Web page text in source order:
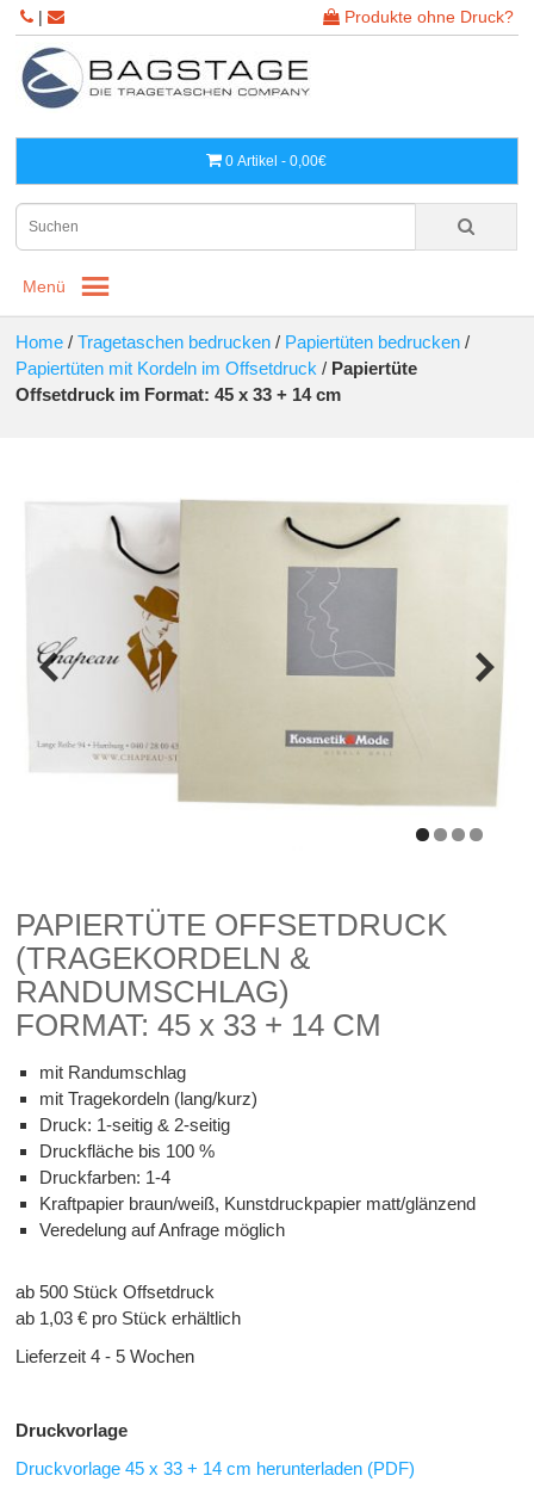
| Produkte ohne Druck?
0 Artikel - 0,00€
Menü
Home /Tragetaschen bedrucken / Papiertüten bedrucken /
Papiertüten mit Kordeln im Offsetdruck / Papiertüte
Offsetdruck im Format: 45 x 33 + 14 cm
PAPIERTÜTE OFFSETDRUCK
(TRAGEKORDELN &
RANDUMSCHLAG)
FORMAT: 45 x 33 + 14 CM
mit Randumschlag
mitTragekordeln (lang/kurz)
Druck: 1-seitig & 2-seitig
Druckfläche bis 100 %
Druckfarben: 1-4
Kraftpapier braun/weiß, Kunstdruckpapier matt/glänzend
Veredelung auf Anfrage möglich
ab 500 Stück Offsetdruck
ab 1,03 € pro Stück erhältlich
Lieferzeit 4 - 5 Wochen
Druckvorlage
Druckvorlage 45 x 33 + 14 cm herunterladen (PDF)